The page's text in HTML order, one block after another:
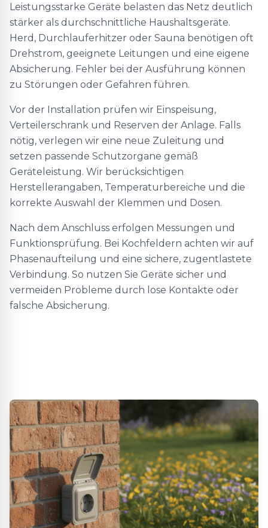
Leistungsstarke Geräte belasten das Netz deutlich
stärker als durchschnittliche Haushaltsgeräte.
Herd, Durchlauferhitzer oder Sauna benötigen oft
Drehstrom, geeignete Leitungen und eine eigene
Absicherung. Fehler bei der Ausführung können
zu Störungen oder Gefahren führen.
Vor der Installation prüfen wir Einspeisung,
Verteilerschrank und Reserven der Anlage. Falls
nötig, verlegen wir eine neue Zuleitung und
setzen passende Schutzorgane gemäß
Geräteleistung. Wir berücksichtigen
Herstellerangaben, Temperaturbereiche und die
korrekte Auswahl der Klemmen und Dosen.
Nach dem Anschluss erfolgen Messungen und
Funktionsprüfung. Bei Kochfeldern achten wir auf
Phasenaufteilung und eine sichere, zugentlastete
Verbindung. So nutzen Sie Geräte sicher und
vermeiden Probleme durch lose Kontakte oder
falsche Absicherung.